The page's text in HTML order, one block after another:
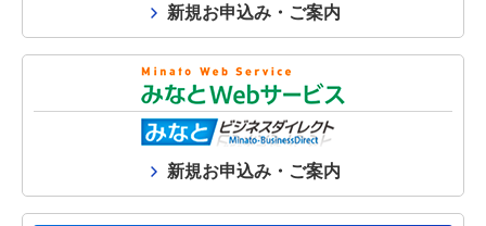
新規お申込み・ご案内
新規お申込み・ご案内